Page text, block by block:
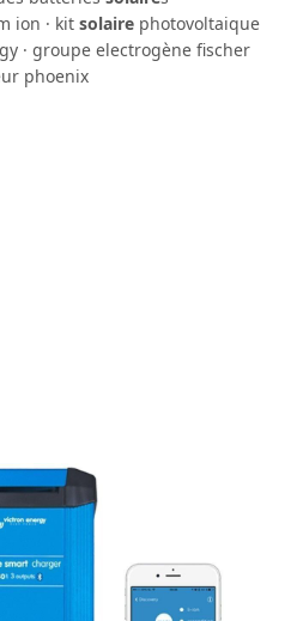
ion · kitsolaire photovoltaique
· groupe electrogène fischer
phoenix